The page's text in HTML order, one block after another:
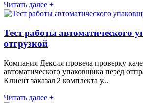
Читать далее +
Тест работы автоматического
отгрузкой
Компания Дексия провела проверку
автоматического упаковщика перед
Клиент заказал 2 комплекта у...
Читать далее +